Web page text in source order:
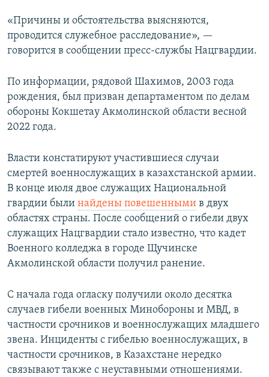
«Причины и обстоятельства выясняются,
проводится служебное расследование», —
говорится в сообщении пресс-службы Нацгвардии.
По информации, рядовой Шахимов, 2003 года
рождения, был призван департаментом по делам
обороны Кокшетау Акмолинской области весной
2022 года.
Власти констатируют участившиеся случаи
смертей военнослужащих в казахстанской армии.
В конце июля двое служащих Национальной
гвардии были найдены повешенными в двух
областях страны. После сообщений о гибели двух
служащих Нацгвардии стало известно, что кадет
Военного колледжа в городе Щучинске
Акмолинской области получил ранение.
С начала года огласку получили около десятка
случаев гибели военных Минобороны и МВД, в
частности срочников и военнослужащих младшего
звена. Инциденты с гибелью военнослужащих, в
частности срочников, в Казахстане нередко
связывают также с неуставными отношениями.